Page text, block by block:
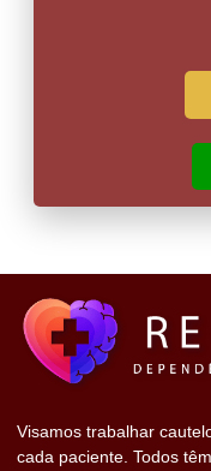
Visamos trabalhar
cada paciente. Todos